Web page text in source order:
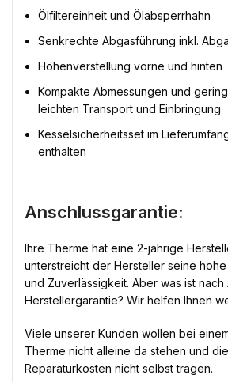
Ölfiltereinheit und Ölabsperrhahn
Senkrechte Abgasführung inkl.
Höhenverstellung vorne und hinten
Kompakte Abmessungen und
leichten Transport und Einbringung
Kesselsicherheitsset im
enthalten
Anschlussgarantie:
Ihre Therme hat eine 2-jährige
unterstreicht der Hersteller seine
und Zuverlässigkeit. Aber was ist
Herstellergarantie? Wir helfen Ihnen
Viele unserer Kunden wollen bei
Therme nicht alleine da stehen und
Reparaturkosten nicht selbst tragen.